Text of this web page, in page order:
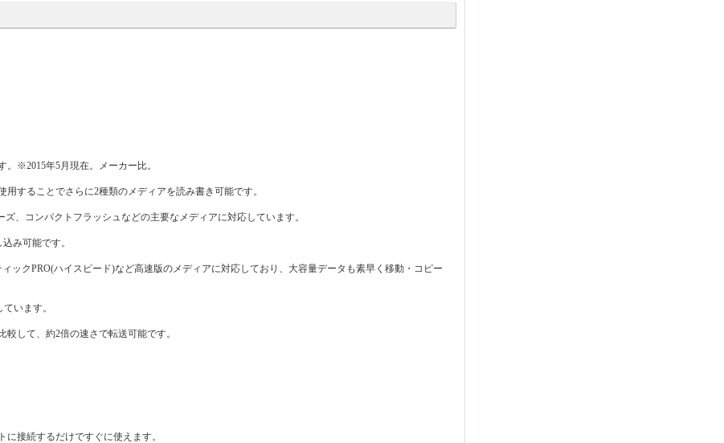
※2015年5月現在。メーカー比。
することでさらに2種類のメディアを読み書き可能です。
、コンパクトフラッシュなどの主要なメディアに対応しています。
み可能です。
ックPRO(ハイスピード)など高速版のメディアに対応しており、大容量データも素早く移動・コピー
います。
して、約2倍の速さで転送可能です。
接続するだけですぐに使えます。